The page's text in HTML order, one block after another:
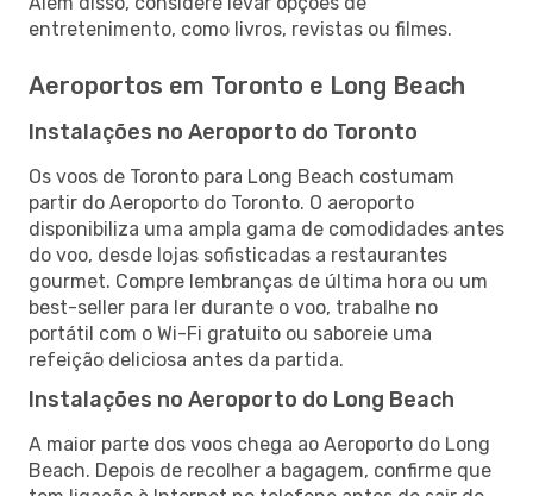
entretenimento, como livros, revistas ou filmes.
Aeroportos em Toronto e Long Beach
Instalações no Aeroporto do Toronto
Os voos de Toronto para Long Beach costumam
partir do Aeroporto do Toronto. O aeroporto
disponibiliza uma ampla gama de comodidades antes
do voo, desde lojas sofisticadas a restaurantes
gourmet. Compre lembranças de última hora ou um
best-seller para ler durante o voo, trabalhe no
portátil com o Wi-Fi gratuito ou saboreie uma
refeição deliciosa antes da partida.
Instalações no Aeroporto do Long Beach
A maior parte dos voos chega ao Aeroporto do Long
Beach. Depois de recolher a bagagem, confirme que